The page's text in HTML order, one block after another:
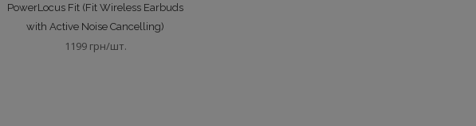
PowerLocus Fit (Fit Wireless Earbuds
with Active Noise Cancelling)
1199 грн/шт.